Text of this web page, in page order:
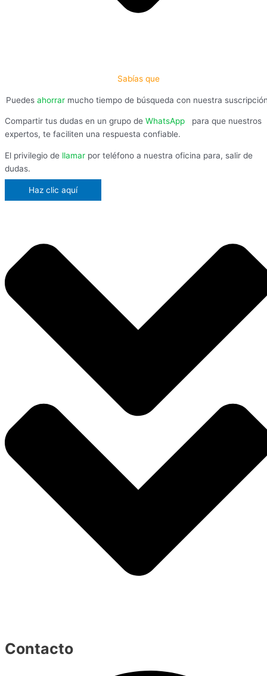
Sabías que
Puedes ahorrar mucho tiempo de búsqueda con nuestra
Compartir tus dudas en un grupo de WhatsApp
para que nuestros
expertos, te faciliten una respuesta confiable.
El privilegio de llamar por teléfono a nuestra oficina para, salir de
dudas.
Haz clic aquí
Contacto